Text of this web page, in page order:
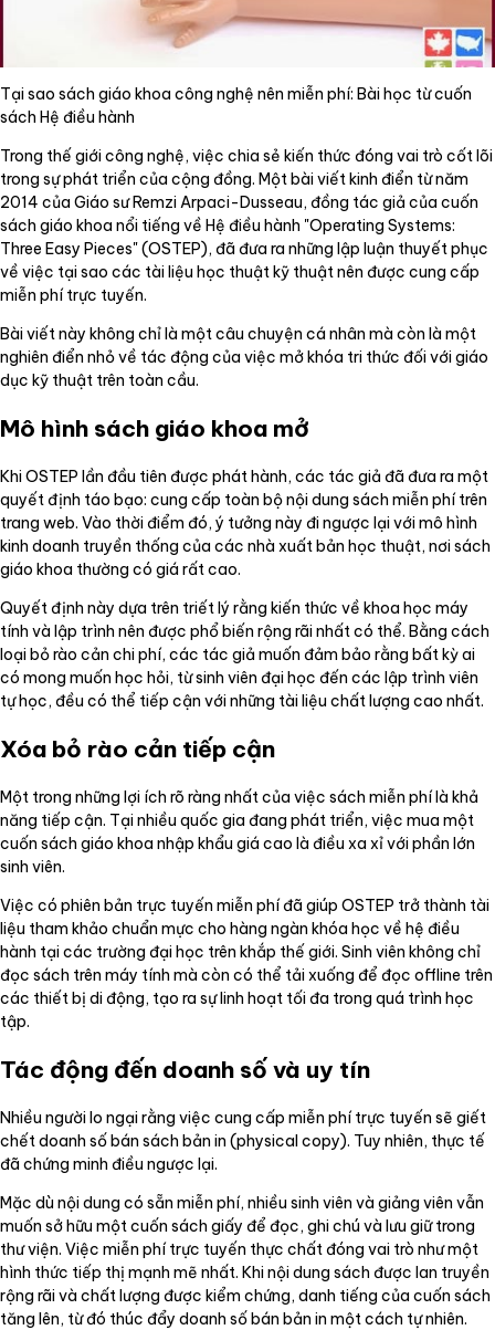
Tại sao sách giáo khoa công nghệ nên miễn phí: Bài học từ cuốn
sách Hệ điều hành
Trong thế giới công nghệ, việc chia sẻ kiến thức đóng vai trò cốt lõi
trong sự phát triển của cộng đồng. Một bài viết kinh điển từ năm
2014 của Giáo sư Remzi Arpaci-Dusseau, đồng tác giả của cuốn
sách giáo khoa nổi tiếng về Hệ điều hành "Operating Systems:
Three Easy Pieces" (OSTEP), đã đưa ra những lập luận thuyết phục
về việc tại sao các tài liệu học thuật kỹ thuật nên được cung cấp
miễn phí trực tuyến.
Bài viết này không chỉ là một câu chuyện cá nhân mà còn là một
nghiên điển nhỏ về tác động của việc mở khóa tri thức đối với giáo
dục kỹ thuật trên toàn cầu.
Mô hình sách giáo khoa mở
Khi OSTEP lần đầu tiên được phát hành, các tác giả đã đưa ra một
quyết định táo bạo: cung cấp toàn bộ nội dung sách miễn phí trên
trang web. Vào thời điểm đó, ý tưởng này đi ngược lại với mô hình
kinh doanh truyền thống của các nhà xuất bản học thuật, nơi sách
giáo khoa thường có giá rất cao.
Quyết định này dựa trên triết lý rằng kiến thức về khoa học máy
tính và lập trình nên được phổ biến rộng rãi nhất có thể. Bằng cách
loại bỏ rào cản chi phí, các tác giả muốn đảm bảo rằng bất kỳ ai
có mong muốn học hỏi, từ sinh viên đại học đến các lập trình viên
tự học, đều có thể tiếp cận với những tài liệu chất lượng cao nhất.
Xóa bỏ rào cản tiếp cận
Một trong những lợi ích rõ ràng nhất của việc sách miễn phí là khả
năng tiếp cận. Tại nhiều quốc gia đang phát triển, việc mua một
cuốn sách giáo khoa nhập khẩu giá cao là điều xa xỉ với phần lớn
sinh viên.
Việc có phiên bản trực tuyến miễn phí đã giúp OSTEP trở thành tài
liệu tham khảo chuẩn mực cho hàng ngàn khóa học về hệ điều
hành tại các trường đại học trên khắp thế giới. Sinh viên không chỉ
đọc sách trên máy tính mà còn có thể tải xuống để đọc offline trên
các thiết bị di động, tạo ra sự linh hoạt tối đa trong quá trình học
tập.
Tác động đến doanh số và uy tín
Nhiều người lo ngại rằng việc cung cấp miễn phí trực tuyến sẽ giết
chết doanh số bán sách bản in (physical copy). Tuy nhiên, thực tế
đã chứng minh điều ngược lại.
Mặc dù nội dung có sẵn miễn phí, nhiều sinh viên và giảng viên vẫn
muốn sở hữu một cuốn sách giấy để đọc, ghi chú và lưu giữ trong
thư viện. Việc miễn phí trực tuyến thực chất đóng vai trò như một
hình thức tiếp thị mạnh mẽ nhất. Khi nội dung sách được lan truyền
rộng rãi và chất lượng được kiểm chứng, danh tiếng của cuốn sách
tăng lên, từ đó thúc đẩy doanh số bán bản in một cách tự nhiên.